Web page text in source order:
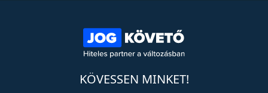
KÖVESSEN MINKET!